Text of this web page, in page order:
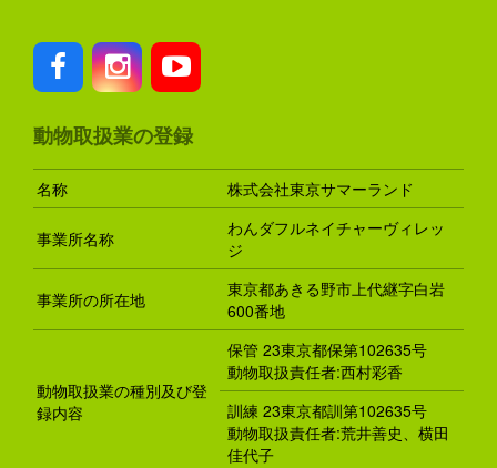
動物取扱業の登録
名称 株式会社東京サマーランド
事業所名称
わんダフルネイチャーヴィレッ
ジ
事業所の所在地
東京都あきる野市上代継字白岩
600番地
動物取扱業の種別及び登
録内容
保管 23東京都保第102635号
動物取扱責任者:西村彩香
訓練 23東京都訓第102635号
動物取扱責任者:荒井善史、横田
佳代子